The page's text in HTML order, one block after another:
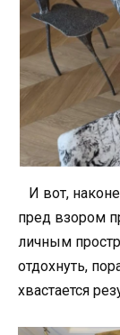
И вот,
пред взором
личным
отдохнуть,
хвастается